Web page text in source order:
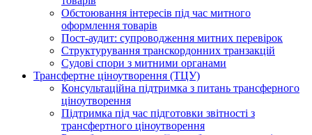
Обстоювання інтересів під час митного
оформлення товарів
Пост-аудит: супроводження митних перевірок
Структурування транскордонних транзакцій
Судові спори з митними органами
Трансфертне ціноутворення (ТЦУ)
Консультаційна підтримка з питань трансферного
ціноутворення
Підтримка під час підготовки звітності з
трансфертного ціноутворення